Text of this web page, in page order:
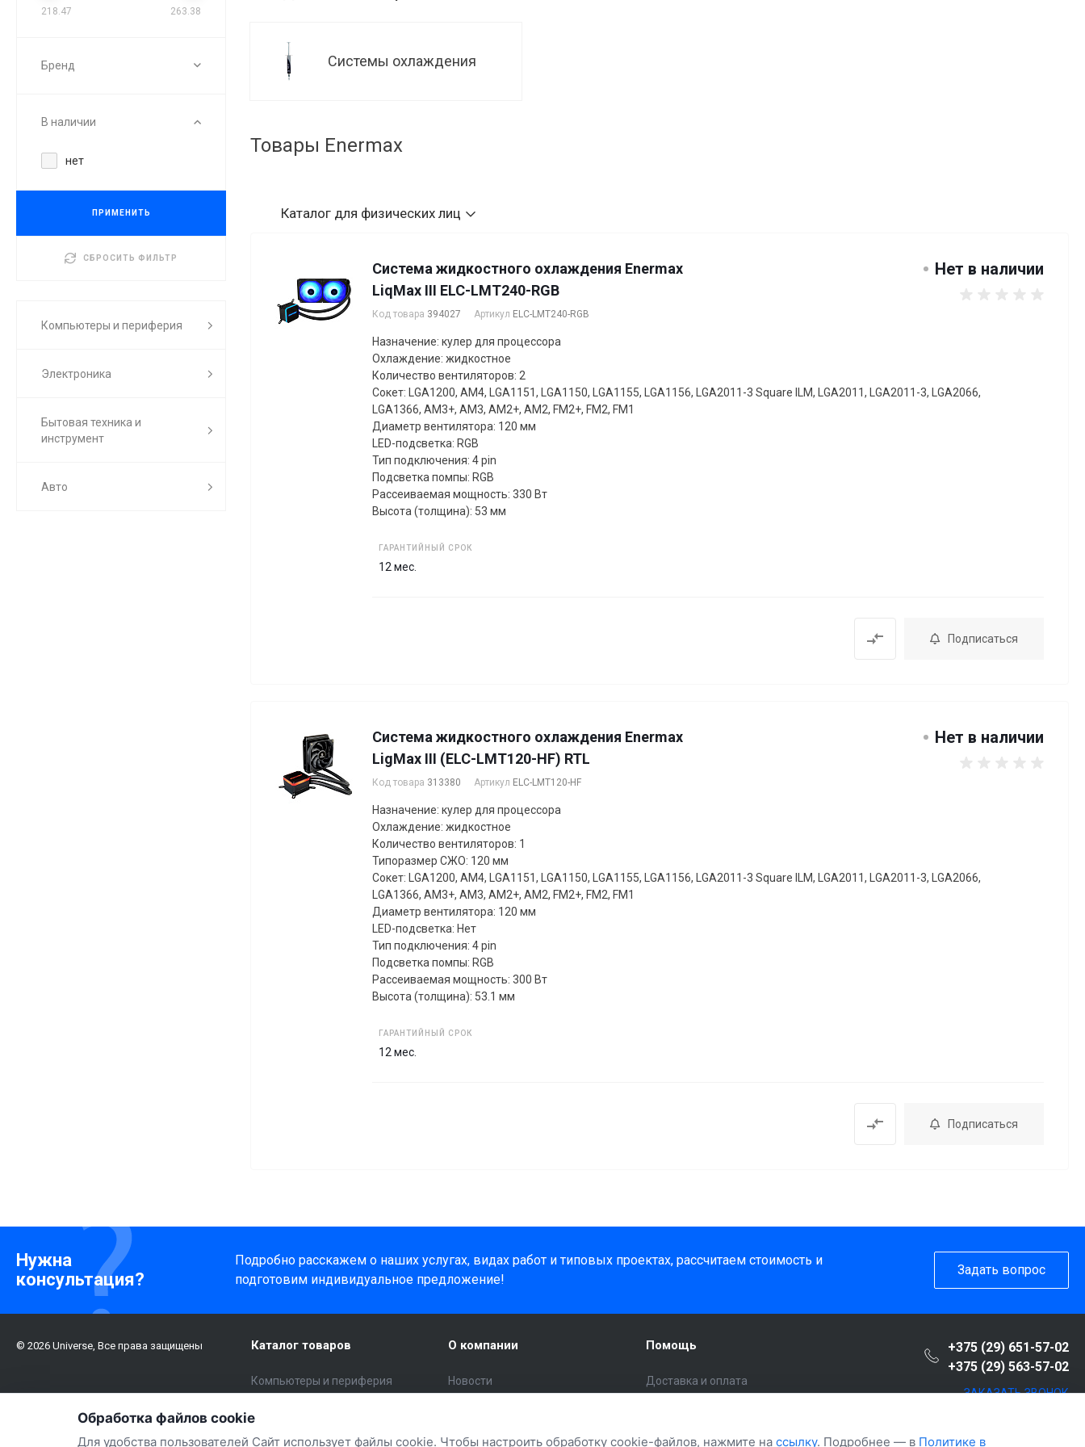
218.47 263.38
Бренд
В наличии
нет
ПРИМЕНИТЬ
СБРОСИТЬ ФИЛЬТР
Компьютеры и периферия
Электроника
Бытовая техника и
инструмент
Авто
Системы охлаждения
Товары Enermax
Каталог для физических лиц
Система жидкостного охлаждения Enermax
LiqMax III ELC-LMT240-RGB
Код товара 394027 Артикул ELC-LMT240-RGB
Нет в наличии
Назначение: кулер для процессора
Охлаждение: жидкостное
Количество вентиляторов: 2
Сокет: LGA1200, AM4, LGA1151, LGA1150, LGA1155, LGA1156, LGA2011-3 Square ILM, LGA2011, LGA2011-3, LGA2066,
LGA1366, AM3+, AM3, AM2+, AM2, FM2+, FM2, FM1
Диаметр вентилятора: 120 мм
LED-подсветка: RGB
Тип подключения: 4 pin
Подсветка помпы: RGB
Рассеиваемая мощность: 330 Вт
Высота (толщина): 53 мм
ГАРАНТИЙНЫЙ СРОК
12 мес.
Подписаться
Система жидкостного охлаждения Enermax
LigMax III (ELC-LMT120-HF) RTL
Код товара 313380 Артикул ELC-LMT120-HF
Нет в наличии
Назначение: кулер для процессора
Охлаждение: жидкостное
Количество вентиляторов: 1
Типоразмер СЖО: 120 мм
Сокет: LGA1200, AM4, LGA1151, LGA1150, LGA1155, LGA1156, LGA2011-3 Square ILM, LGA2011, LGA2011-3, LGA2066,
LGA1366, AM3+, AM3, AM2+, AM2, FM2+, FM2, FM1
Диаметр вентилятора: 120 мм
LED-подсветка: Нет
Тип подключения: 4 pin
Подсветка помпы: RGB
Рассеиваемая мощность: 300 Вт
Высота (толщина): 53.1 мм
ГАРАНТИЙНЫЙ СРОК
12 мес.
Подписаться
Нужна
консультация?
Подробно расскажем о наших услугах, видах работ и типовых проектах, рассчитаем стоимость и
подготовим индивидуальное предложение!
Задать вопрос
© 2026 Universe, Все права защищены Каталог товаров
Компьютеры и периферия
Бытовая техника и инструмент
О компании
Новости
Помощь
Доставка и оплата
+375 (29) 651-57-02
+375 (29) 563-57-02
ЗАКАЗАТЬ ЗВОНОК
Обработка файлов cookie
Для удобства пользователей Сайт использует файлы cookie. Чтобы настроить обработку cookie-файлов, нажмите на ссылку. Подробнее — в Политике в